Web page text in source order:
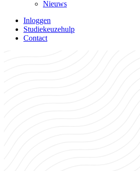
Nieuws
Inloggen
Studiekeuzehulp
Contact